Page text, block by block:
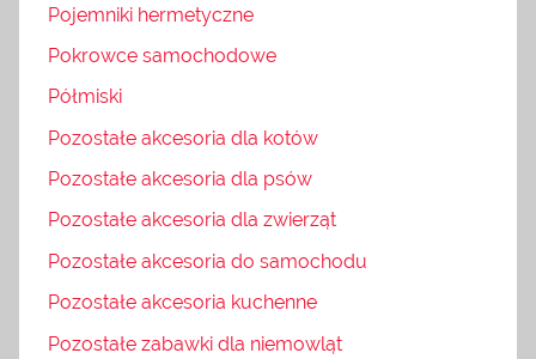
Pojemniki hermetyczne
Pokrowce samochodowe
Półmiski
Pozostałe akcesoria dla kotów
Pozostałe akcesoria dla psów
Pozostałe akcesoria dla zwierząt
Pozostałe akcesoria do samochodu
Pozostałe akcesoria kuchenne
Pozostałe zabawki dla niemowląt